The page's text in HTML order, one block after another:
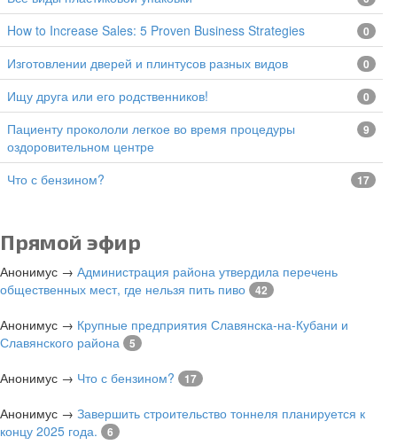
How to Increase Sales: 5 Proven Business Strategies 0
изготовлении дверей и плинтусов разных видов 0
Ищу друга или его родственников! 0
Пациенту прокололи легкое во время процедуры
оздоровительном центре
9
Что с бензином? 17
Прямой эфир
Анонимус → Администрация района утвердила перечень
общественных мест, где нельзя пить пиво
42
Анонимус → Крупные предприятия Славянска-на-Кубани и
Славянского района
5
Анонимус → Что с бензином? 17
Анонимус → Завершить строительство тоннеля планируется к
концу 2025 года.
6